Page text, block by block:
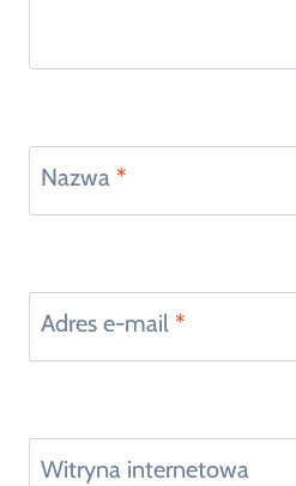
Nazwa *
Adres e-mail *
Witryna internetowa